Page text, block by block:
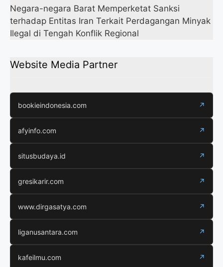
Negara-negara Barat Memperketat Sanksi
terhadap Entitas Iran Terkait Perdagangan Minyak
Ilegal di Tengah Konflik Regional
Website Media Partner
bookieindonesia.com ↗
afyinfo.com ↗
situsbudaya.id ↗
gresikarir.com ↗
www.dirgasatya.com ↗
liganusantara.com ↗
kafeilmu.com ↗